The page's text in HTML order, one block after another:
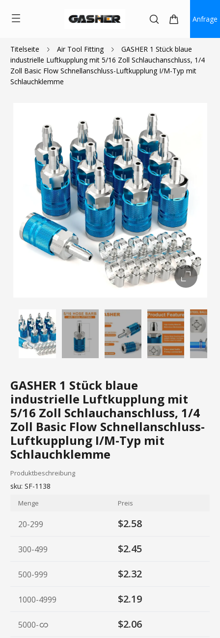
Anfrage
Titelseite Air Tool Fitting
GASHER 1 Stück blaue
industrielle Luftkupplung mit 5/16 Zoll Schlauchanschluss, 1/4
Zoll Basic Flow Schnellanschluss-Luftkupplung I/M-Typ mit
Schlauchklemme
GASHER 1 Stück blaue
industrielle Luftkupplung mit
5/16 Zoll Schlauchanschluss, 1/4
Zoll Basic Flow Schnellanschluss-
Luftkupplung I/M-Typ mit
Schlauchklemme
$5.50 $2.58
Produktbeschreibung
sku: SF-1138
Menge Preis
20-299 $2.58
300-499 $2.45
500-999 $2.32
1000-4999 $2.19
5000- $2.06